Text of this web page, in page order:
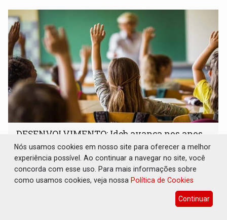
DESENVOLVIMENTO: Ideb avança nos anos
iniciais do ensino fundamental em
Rondônia
Comunidade 06 de Agosto de 2026 às 14:30
Indicadores de 2025 crescem nos anos iniciais do ensino
fundamental e se mantêm nos anos finais; e no ensino
Nós usamos cookies em nosso site para oferecer a melhor
experiência possível. Ao continuar a navegar no site, você
concorda com esse uso. Para mais informações sobre
como usamos cookies, veja nossa Política de Cookies
Continuar